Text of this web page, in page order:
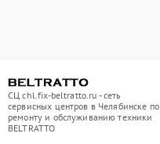
СЦ chl.fix-beltratto.ru - сеть
сервисных центров в Челябинске по
ремонту и обслуживанию техники
BELTRATTO